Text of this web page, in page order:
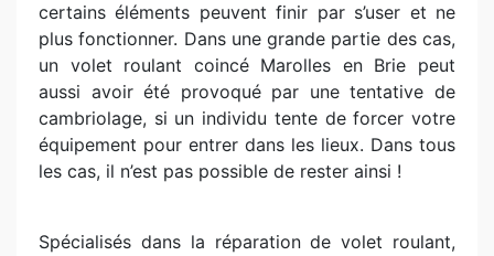
certains éléments peuvent finir par s’user et ne
plus fonctionner. Dans une grande partie des cas,
un volet roulant coincé Marolles en Brie peut
aussi avoir été provoqué par une tentative de
cambriolage, si un individu tente de forcer votre
équipement pour entrer dans les lieux. Dans tous
les cas, il n’est pas possible de rester ainsi !
Spécialisés dans la réparation de volet roulant,